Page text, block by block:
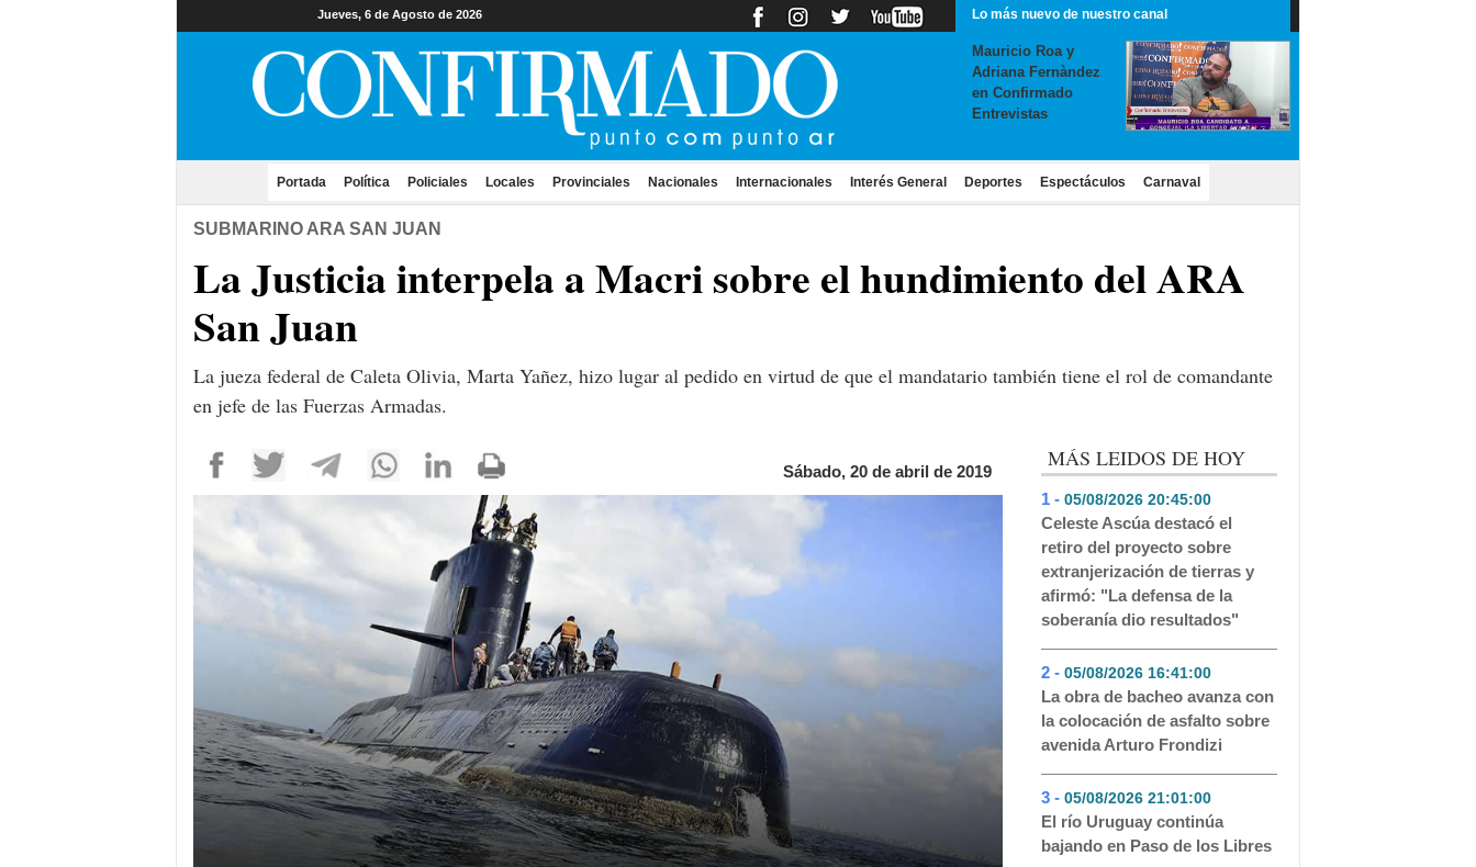
Jueves, 6 de Agosto de 2026 Lo más nuevo de nuestro canal
Mauricio Roa y
Adriana Fernàndez
en Confirmado
Entrevistas
Portada(current)
Política Policiales Locales Provinciales Nacionales Internacionales Interés General Deportes Espectáculos Carnaval
SUBMARINO ARA SAN JUAN
La Justicia interpela a Macri sobre el hundimiento del ARA
San Juan
La jueza federal de Caleta Olivia, Marta Yañez, hizo lugar al pedido en virtud de que el mandatario también tiene el rol de comandante
en jefe de las Fuerzas Armadas.
Sábado, 20 de abril de 2019
MÁS LEIDOS DE HOY
1 - 05/08/2026 20:45:00- 313
Celeste Ascúa destacó el
retiro del proyecto sobre
extranjerización de tierras y
afirmó: "La defensa de la
soberanía dio resultados"
2 - 05/08/2026 16:41:00- 170
La obra de bacheo avanza con
la colocación de asfalto sobre
avenida Arturo Frondizi
3 - 05/08/2026 21:01:00- 138
El río Uruguay continúa
bajando en Paso de los Libres